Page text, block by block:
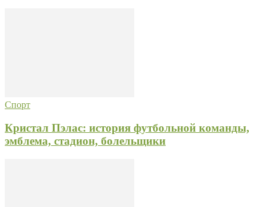
Спорт
Кристал Пэлас: история футбольной команды,
эмблема, стадион, болельщики